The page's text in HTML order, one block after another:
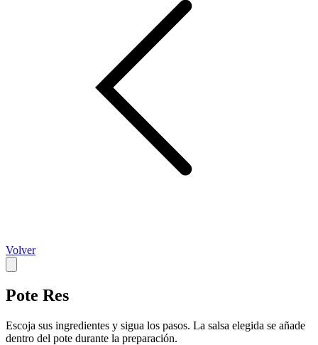
Volver
Pote Res
Escoja sus ingredientes y sigua los pasos. La salsa elegida se añade
dentro del pote durante la preparación.